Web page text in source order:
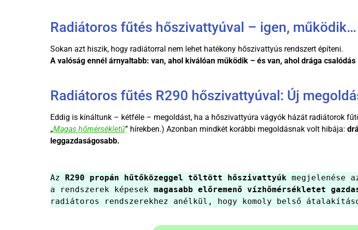
Radiátoros fűtés hőszivattyúval – igen,
Sokan azt hiszik, hogy radiátorral nem lehet hatékony hőszivattyús rendszert építeni.
A valóság ennél árnyaltabb: van, ahol kiválóan működik – és van, ahol drága csalódás
Radiátoros fűtés R290 hőszivattyúval: Új
Eddig is kínáltunk – kétféle – megoldást, ha a hőszivattyúra vágyók házát radiátorok
„Magas hőmérsékletű” hírekben.) Azonban mindkét korábbi megoldásnak volt hibája:
leggazdaságosabb.
Az R290 propán hűtőközeggel töltött hőszivattyúk megjelenése
a rendszerek képesek magasabb előremenő vízhőmérsékletet
radiátoros rendszerekhez anélkül, hogy komoly belső